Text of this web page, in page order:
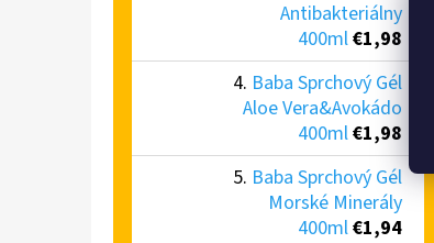
Antibakteriálny
400ml€1,98
Baba Sprchový Gél
Aloe Vera&Avokádo
400ml€1,98
Baba Sprchový Gél
Morské Minerály
400ml€1,94